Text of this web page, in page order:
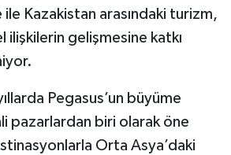
ile Kazakistan arasındaki turizm,
gelişmesine katkı
Pegasus’un büyüme
pazarlardan biri olarak öne
Orta Asya’daki